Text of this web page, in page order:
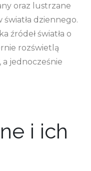
oraz lustrzane
dziennego.
źródeł światła o
rozświetlą
jednocześnie
i ich